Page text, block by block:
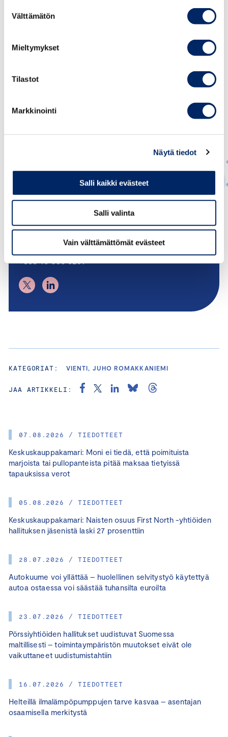
valinta
Välttämätön
Mieltymykset
Tilastot
Markkinointi
Näytä tiedot
Salli kaikki evästeet
Salli valinta
Vain välttämättömät evästeet
07.08.2026 / TIEDOTTEET
Keskuskauppakamari: Moni ei tiedä, että poimituista
marjoista tai pullopanteista pitää maksaa tietyissä
tapauksissa verot
05.08.2026 / TIEDOTTEET
Keskuskauppakamari: Naisten osuus First North -yhtiöiden
hallituksen jäsenistä laski 27 prosenttiin
28.07.2026 / TIEDOTTEET
Autokuume voi yllättää – huolellinen selvitystyö käytettyä
autoa ostaessa voi säästää tuhansilta euroilta
23.07.2026 / TIEDOTTEET
Pörssiyhtiöiden hallitukset uudistuvat Suomessa
maltillisesti – toimintaympäristön muutokset eivät ole
vaikuttaneet uudistumistahtiin
16.07.2026 / TIEDOTTEET
Helteillä ilmalämpöpumppujen tarve kasvaa – asentajan
osaamisella merkitystä
Juho Romakkaniemi
TOIMITUSJOHTAJA
juho.romakkaniemi@chamber.fi
+358 40 050 5269
KATEGORIAT: VIENTI, JUHO ROMAKKANIEMI
JAA ARTIKKELI: